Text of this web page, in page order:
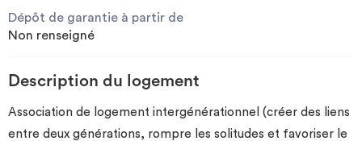
Dépôt de garantie à partir de
Non renseigné
Description du logement
Association de logement intergénérationnel (créer des liens
entre deux générations, rompre les solitudes et favoriser le